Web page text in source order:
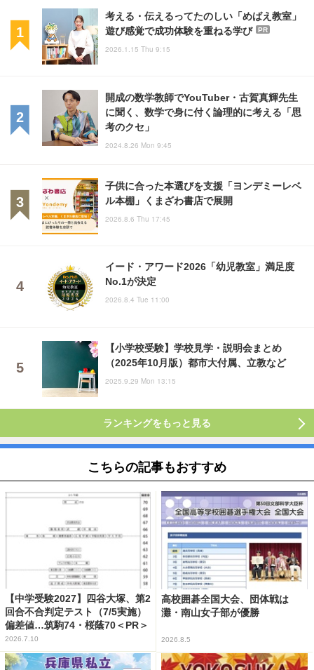
考える・伝えるってたのしい「めばえ教室」
遊び感覚で成功体験を重ねる学び
PR
2026.1.15 Thu 9:15
開成の数学教師でYouTuber・古賀真輝先生
に聞く、数学で身に付く論理的に考える「思
考のクセ」
2024.8.26 Mon 9:45
子供に合った本選びを支援「ヨンデミーレベ
ル本棚」くまざわ書店で展開
2026.8.6 Thu 17:45
イード・アワード2026「幼児教室」満足度
No.1が決定
2026.8.4 Tue 11:00
【小学校受験】学校見学・説明会まとめ
（2025年10月版）都市大付属、立教など
2025.9.29 Mon 13:15
ランキングをもっと見る
こちらの記事もおすすめ
【中学受験2027】四谷大塚、第2
回合不合判定テスト（7/5実施）
偏差値…筑駒74・桜蔭70＜PR＞
2026.7.10
高校囲碁全国大会、団体戦は
灘・南山女子部が優勝
2026.8.5